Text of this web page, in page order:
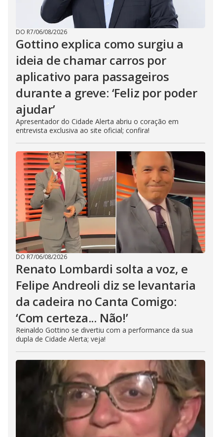
DO R7/06/08/2026
Gottino explica como surgiu a
ideia de chamar carros por
aplicativo para passageiros
durante a greve: ‘Feliz por poder
ajudar’
Apresentador do Cidade Alerta abriu o coração em
entrevista exclusiva ao site oficial; confira!
DO R7/06/08/2026
Renato Lombardi solta a voz, e
Felipe Andreoli diz se levantaria
da cadeira no Canta Comigo:
‘Com certeza... Não!’
Reinaldo Gottino se divertiu com a performance da sua
dupla de Cidade Alerta; veja!